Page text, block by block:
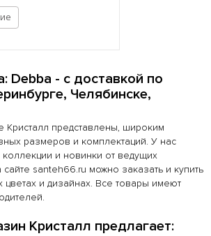
Debba - с доставкой по
Челябинске,
Кристалл представлены, широким
размеров и комплектаций. У нас
коллекции и новинки от ведущих
santeh66.ru можно заказать и купить
и дизайнах. Все товары имеют
Кристалл предлагает: